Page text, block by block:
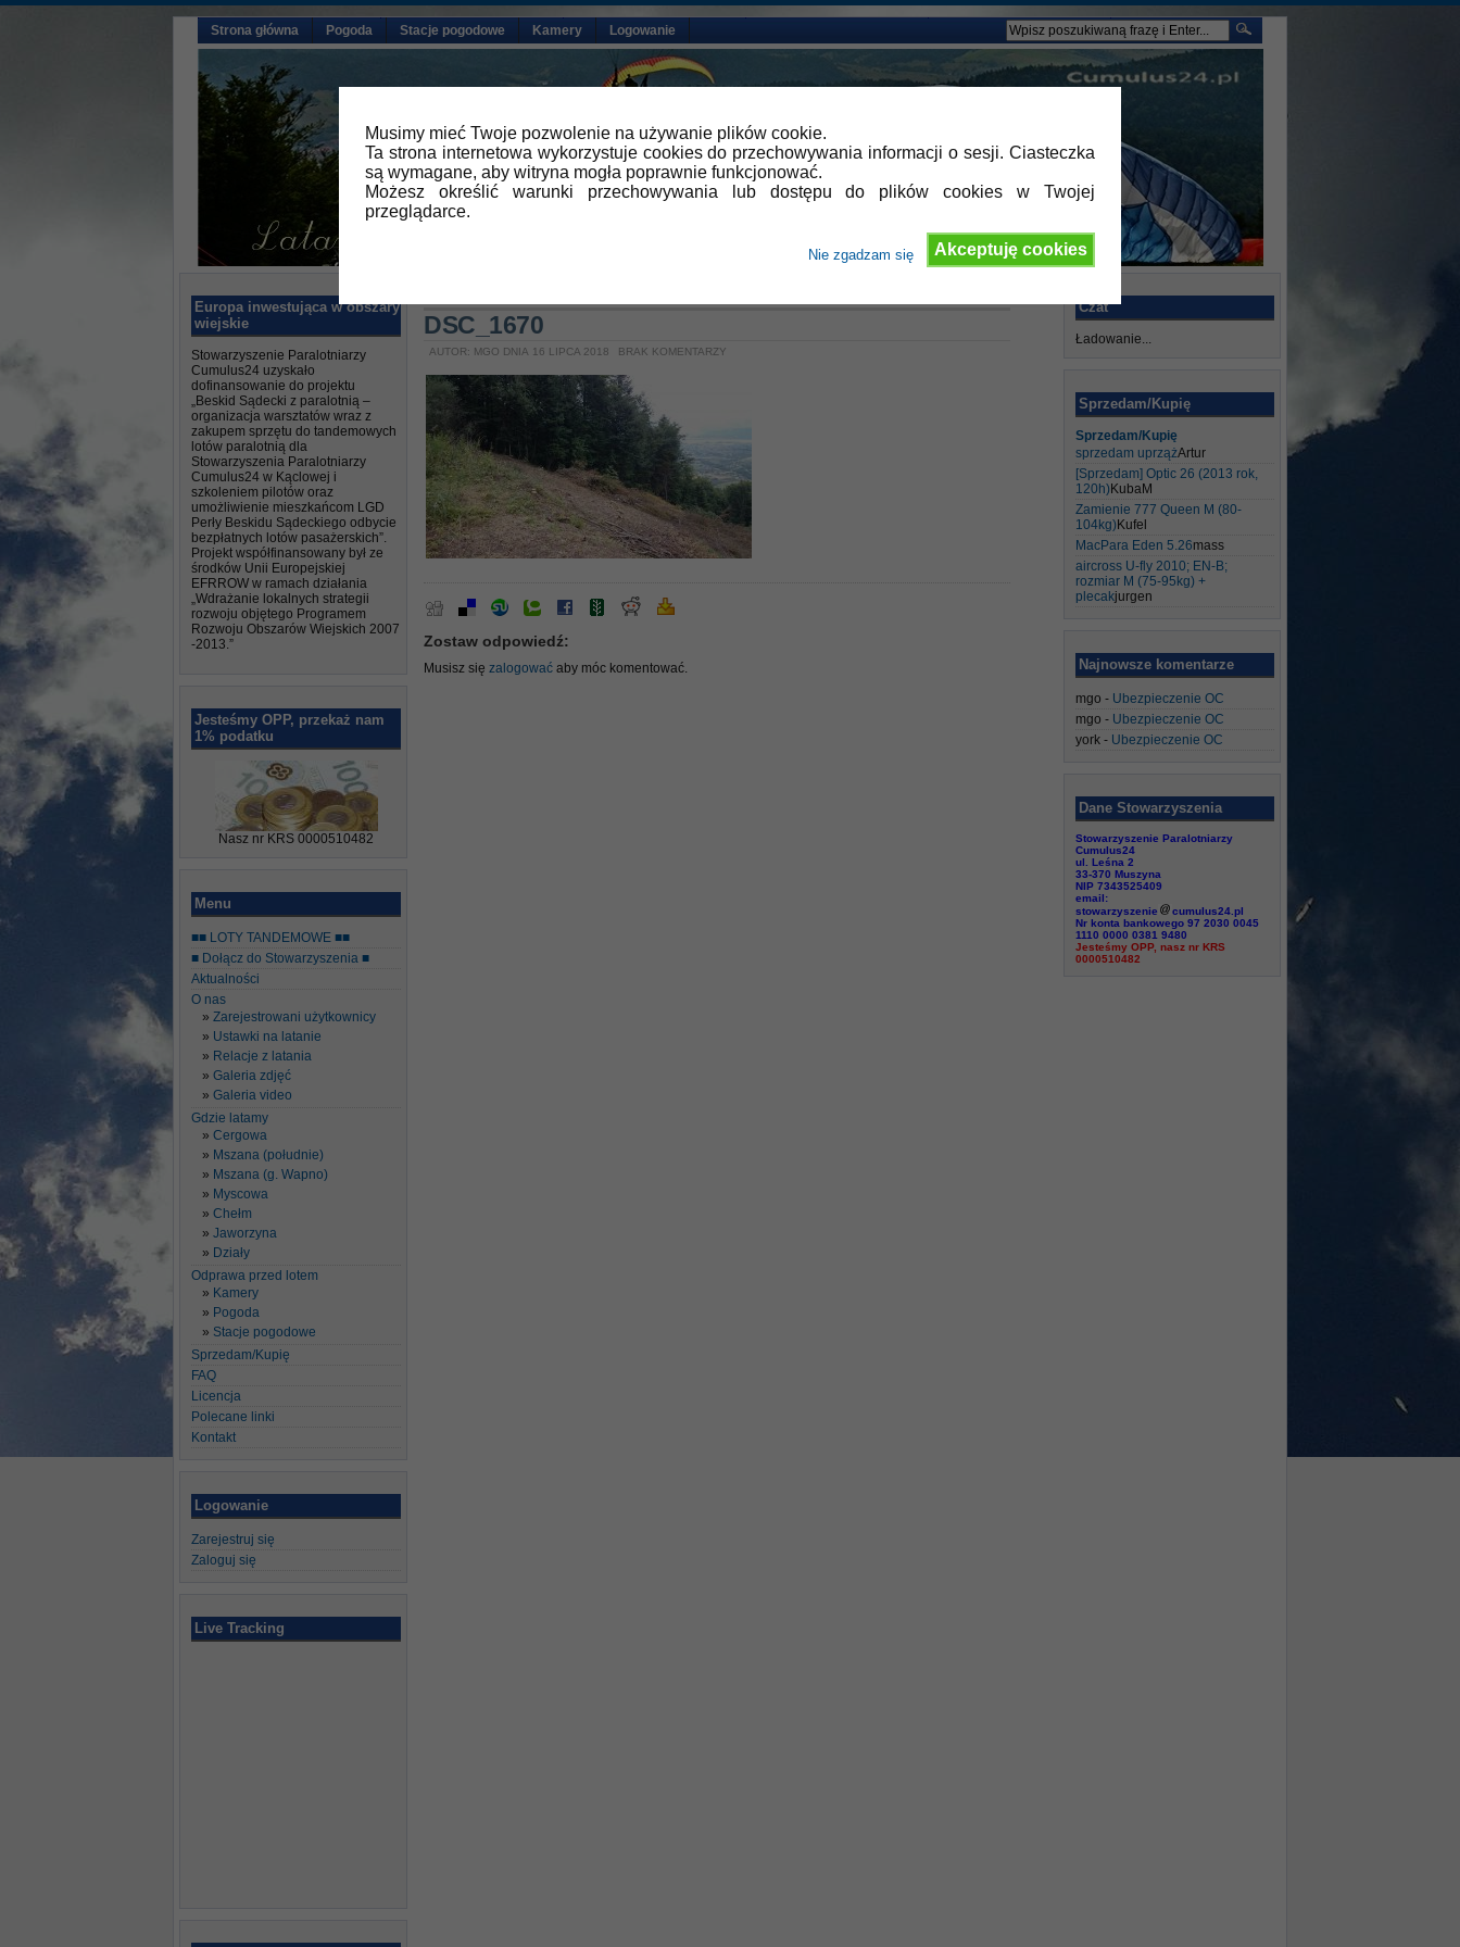
Musimy mieć Twoje pozwolenie na używanie plików cookie.
Ta strona internetowa wykorzystuje cookies do przechowywania informacji o sesji. Ciasteczka
są wymagane, aby witryna mogła poprawnie funkcjonować.
Możesz określić warunki przechowywania lub dostępu do plików cookies w Twojej
przeglądarce.
Akceptuję cookies
Nie zgadzam się
Strona główna Pogoda Stacje pogodowe Kamery Logowanie
Europa inwestująca w obszary
wiejskie
Stowarzyszenie Paralotniarzy
Cumulus24 uzyskało
dofinansowanie do projektu
„Beskid Sądecki z paralotnią –
organizacja warsztatów wraz z
zakupem sprzętu do tandemowych
lotów paralotnią dla
Stowarzyszenia Paralotniarzy
Cumulus24 w Kąclowej i
szkoleniem pilotów oraz
umożliwienie mieszkańcom LGD
Perły Beskidu Sądeckiego odbycie
bezpłatnych lotów pasażerskich”.
Projekt współfinansowany był ze
środków Unii Europejskiej
EFRROW w ramach działania
„Wdrażanie lokalnych strategii
rozwoju objętego Programem
Rozwoju Obszarów Wiejskich 2007
-2013.”
Jesteśmy OPP, przekaż nam
1% podatku
Nasz nr KRS 0000510482
Menu
■■ LOTY TANDEMOWE ■■
■ Dołącz do Stowarzyszenia ■
Aktualności
O nas
Zarejestrowani użytkownicy
Ustawki na latanie
Relacje z latania
Galeria zdjęć
Galeria video
Gdzie latamy
Cergowa
Mszana (południe)
Mszana (g. Wapno)
Myscowa
Chełm
Jaworzyna
Działy
Odprawa przed lotem
Kamery
Pogoda
Stacje pogodowe
Sprzedam/Kupię
FAQ
Licencja
Polecane linki
Kontakt
Logowanie
Zarejestruj się
Zaloguj się
Live Tracking
DSC_1670
AUTOR: MGO DNIA 16 LIPCA 2018 BRAK KOMENTARZY
Zostaw odpowiedź:
Musisz się zalogować aby móc komentować.
Czat
Ładowanie...
Sprzedam/Kupię
Sprzedam/Kupię
sprzedam uprzążArtur
[Sprzedam] Optic 26 (2013 rok,
120h) KubaM
Zamienie 777 Queen M (80-
104kg) Kufel
MacPara Eden 5.26mass
aircross U-fly 2010; EN-B;
rozmiar M (75-95kg) +
plecakjurgen
Najnowsze komentarze
mgo - Ubezpieczenie OC
mgo - Ubezpieczenie OC
york - Ubezpieczenie OC
Dane Stowarzyszenia
Stowarzyszenie Paralotniarzy
Cumulus24
ul. Leśna 2
33-370 Muszyna
NIP 7343525409
email:
stowarzyszenie
cumulus24.pl
Nr konta bankowego 97 2030 0045
1110 0000 0381 9480
Jesteśmy OPP, nasz nr KRS
0000510482